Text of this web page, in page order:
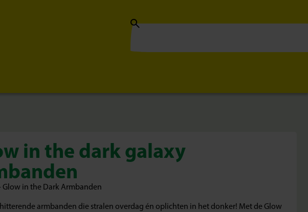
in the dark galaxy
Glow in the Dark Armbanden
armbanden die stralen overdag én oplichten in het donker! Met de Glow